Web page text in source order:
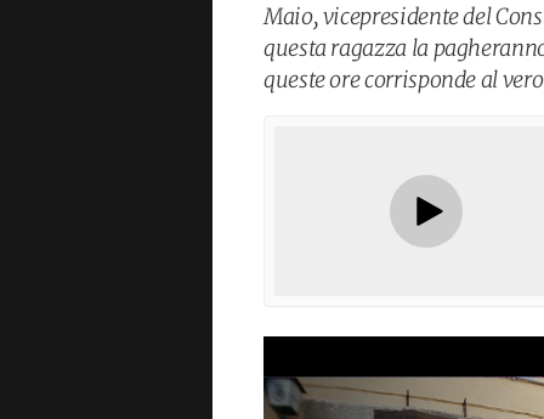
Maio, vicepresidente del
questa ragazza la
queste ore corrisponde al